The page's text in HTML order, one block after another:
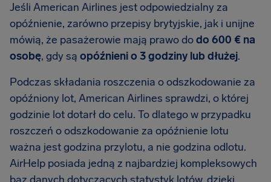
Jeśli American Airlines jest odpowiedzialny za
opóźnienie, zarówno przepisy brytyjskie, jak i unijne
mówią, że pasażerowie mają prawo dodo 600 € na
osobę, gdy są opóźnieni o 3 godziny lub dłużej.
Podczas składania roszczenia o odszkodowanie za
opóźniony lot, American Airlines sprawdzi, o której
godzinie lot dotarł do celu. To dlatego w przypadku
roszczeń o odszkodowanie za opóźnienie lotu
ważna jest godzina przylotu, a nie godzina odlotu.
AirHelp posiada jedną z najbardziej kompleksowych